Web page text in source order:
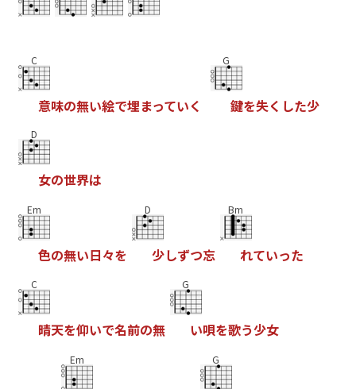
C
意味の無い絵で埋まっていく
G
鍵を失く した少
D
女の世界は
Em
色の無い日々を
D
少しずつ忘
Bm
れていった
C
晴天を仰いで名前の無
G
い唄を歌う少女
Em G